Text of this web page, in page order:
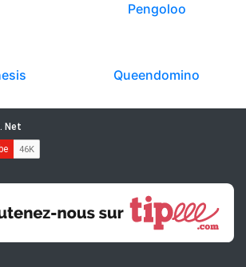
Pengoloo
Queendomino